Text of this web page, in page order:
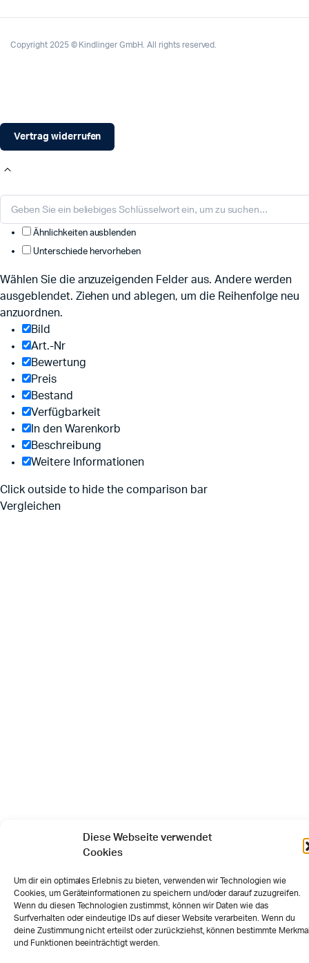
Diese Webseite verwendet
Cookies
Um dir ein optimales Erlebnis zu bieten, verwenden wir Technologien wie
Cookies, um Geräteinformationen zu speichern und/oder darauf zuzugreifen.
Wenn du diesen Technologien zustimmst, können wir Daten wie das
Surfverhalten oder eindeutige IDs auf dieser Website verarbeiten. Wenn du
deine Zustimmung nicht erteilst oder zurückziehst, können bestimmte
und Funktionen beeinträchtigt werden.
Copyright 2025 © Kindlinger GmbH. All rights reserved.
Vertrag widerrufen
Ähnlichkeiten ausblenden
Unterschiede hervorheben
Wählen Sie die anzuzeigenden Felder aus. Andere werden
ausgeblendet. Ziehen und ablegen, um die Reihenfolge neu
anzuordnen.
Bild
Art.-Nr
Bewertung
Preis
Bestand
Verfügbarkeit
In den Warenkorb
Beschreibung
Weitere Informationen
Click outside to hide the comparison bar
Vergleichen